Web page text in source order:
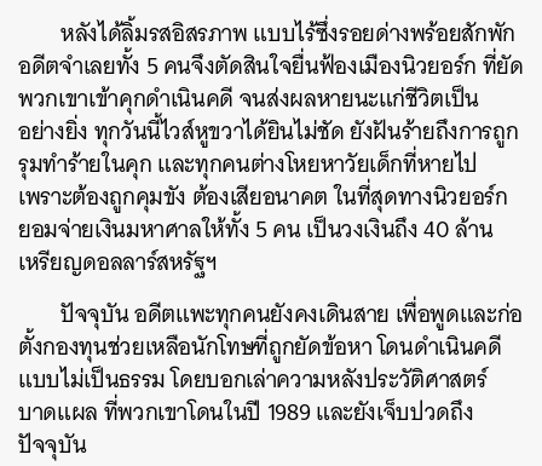
หลังได้ลิ้มรสอิสรภาพ แบบไร้ซึ่งรอยด่างพร้อยสักพัก
อดีตจำเลยทั้ง 5 คนจึงตัดสินใจยื่นฟ้องเมืองนิวยอร์ก ที่ยัด
พวกเขาเข้าคุกดำเนินคดี จนส่งผลหายนะแก่ชีวิตเป็น
อย่างยิ่ง ทุกวันนี้ไวส์หูขวาได้ยินไม่ชัด ยังฝันร้ายถึงการถูก
รุมทำร้ายในคุก และทุกคนต่างโหยหาวัยเด็กที่หายไป
เพราะต้องถูกคุมขัง ต้องเสียอนาคต ในที่สุดทางนิวยอร์ก
ยอมจ่ายเงินมหาศาลให้ทั้ง 5 คน เป็นวงเงินถึง 40 ล้าน
เหรียญดอลลาร์สหรัฐฯ
ปัจจุบัน อดีตแพะทุกคนยังคงเดินสาย เพื่อพูดและก่อ
ตั้งกองทุนช่วยเหลือนักโทษที่ถูกยัดข้อหา โดนดำเนินคดี
แบบไม่เป็นธรรม โดยบอกเล่าความหลังประวัติศาสตร์
บาดแผล ที่พวกเขาโดนในปี 1989 และยังเจ็บปวดถึง
ปัจจุบัน